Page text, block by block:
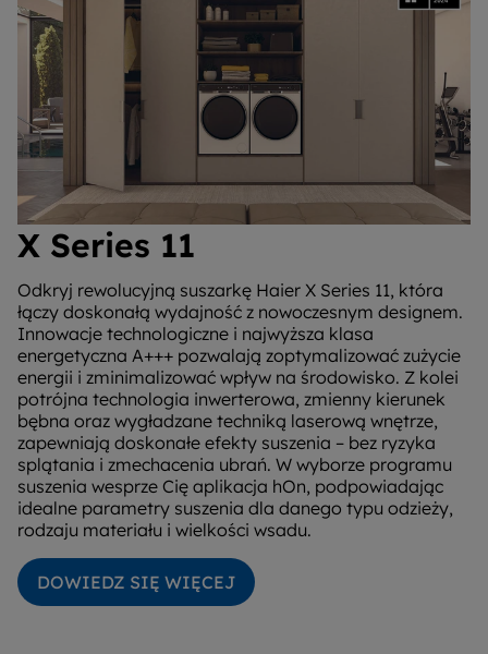
X Series 11
Odkryj rewolucyjną suszarkę Haier X Series 11, która
łączy doskonałą wydajność z nowoczesnym designem.
Innowacje technologiczne i najwyższa klasa
energetyczna A+++ pozwalają zoptymalizować zużycie
energii i zminimalizować wpływ na środowisko. Z kolei
potrójna technologia inwerterowa, zmienny kierunek
bębna oraz wygładzane techniką laserową wnętrze,
zapewniają doskonałe efekty suszenia – bez ryzyka
splątania i zmechacenia ubrań. W wyborze programu
suszenia wesprze Cię aplikacja hOn, podpowiadając
idealne parametry suszenia dla danego typu odzieży,
rodzaju materiału i wielkości wsadu.
DOWIEDZ SIĘ WIĘCEJ